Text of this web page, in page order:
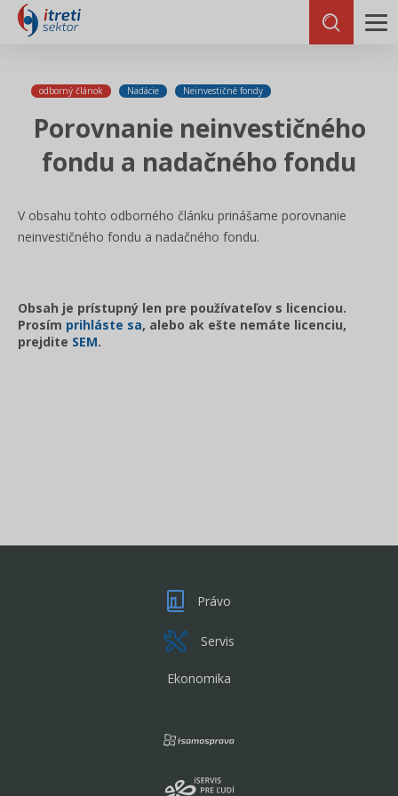
odborný článok Nadácie Neinvestičné fondy
Porovnanie neinvestičného
fondu a nadačného fondu
V obsahu tohto odborného článku prinášame porovnanie
neinvestičného fondu a nadačného fondu.
Obsah je prístupný len pre používateľov s licenciou.
Prosím prihláste sa, alebo ak ešte nemáte licenciu,
prejdite SEM.
Právo
Servis
Ekonomika